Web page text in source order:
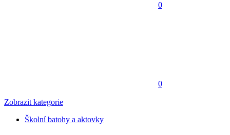
0
0
Zobrazit kategorie
Školní batohy a aktovky